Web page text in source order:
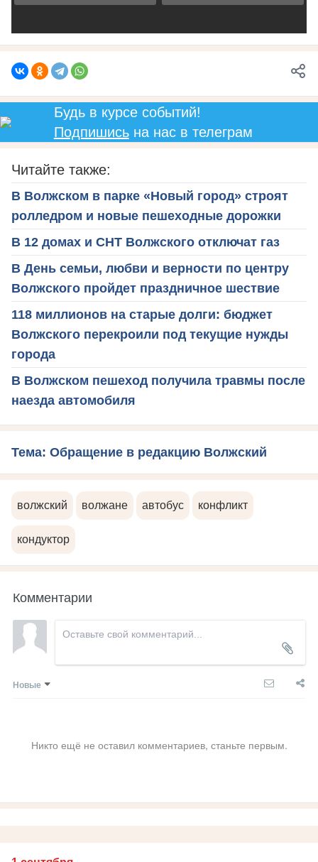
Будь в курсе событий!
Подпишисьна нас в телеграм
Читайте также:
В Волжском в парке «Новый город» строят
ролледром и новые пешеходные дорожки
В 12 домах и СНТ Волжского отключат газ
В День семьи, любви и верности по центру
Волжского пройдет праздничное шествие
118 миллионов на старые долги: бюджет
Волжского перекроили под текущие нужды
города
В Волжском пешеход получила травмы после
наезда автомобиля
Тема: Обращение в редакцию Волжский
волжский волжане автобус конфликт
кондуктор
Комментарии
Новые
Никто ещё не оставил комментариев, станьте первым.